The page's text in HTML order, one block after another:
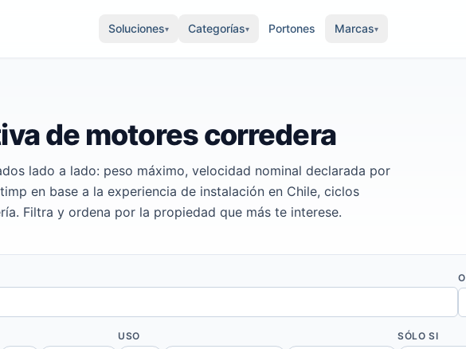
Soluciones▾ Categorías▾ Portones Marcas▾
de motores corredera
lado a lado: peso máximo, velocidad nominal declarada por
en base a la experiencia de instalación en Chile, ciclos
Filtra y ordena por la propiedad que más te interese.
USO
SÓLO SI